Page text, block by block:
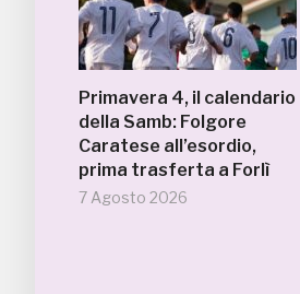
Primavera 4, il calendario
della Samb: Folgore
Caratese all’esordio,
prima trasferta a Forlì
7 Agosto 2026